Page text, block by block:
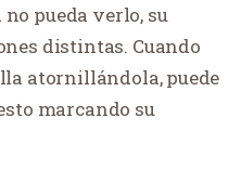
pueda verlo, su
distintas. Cuando
atornillándola, puede
marcando su